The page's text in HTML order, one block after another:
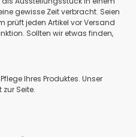
gewisse Zeit verbracht. Seien
prüft jeden Artikel vor Versand
Sollten wir etwas finden,
Ihres Produktes. Unser
Seite.